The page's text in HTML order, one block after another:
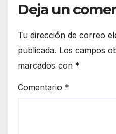
Deja un
Tu dirección de correo
publicada. Los campos
marcados con *
Comentario *